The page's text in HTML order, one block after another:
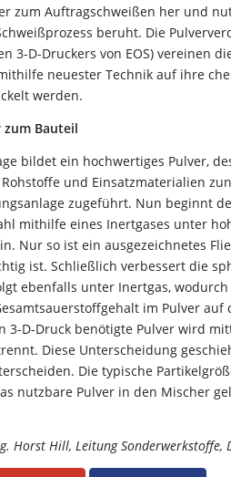
zum Auftragschweißen her und
beruht. Die
3-D-Druckers von EOS) vereinen
neuester Technik auf ihre
werden.
zum Bauteil
bildet ein hochwertiges Pulver,
und Einsatzmaterialien
zugeführt. Nun beginnt
mithilfe eines Inertgases unter
Nur so ist ein ausgezeichnetes
ist. Schließlich verbessert die
ebenfalls unter Inertgas,
im Pulver auf
3-D-Druck benötigte Pulver wird
Diese Unterscheidung
Die typische
nutzbare Pulver in den Mischer
Horst Hill, Leitung Sonderwerkstoffe,